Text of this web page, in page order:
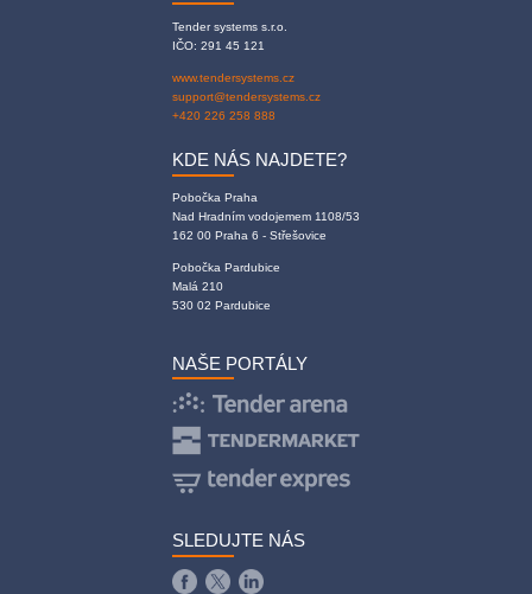
Tender systems s.r.o.
IČO: 291 45 121
www.tendersystems.cz
support@tendersystems.cz
+420 226 258 888
KDE NÁS NAJDETE?
Pobočka Praha
Nad Hradním vodojemem 1108/53
162 00 Praha 6 - Střešovice
Pobočka Pardubice
Malá 210
530 02 Pardubice
NAŠE PORTÁLY
SLEDUJTE NÁS